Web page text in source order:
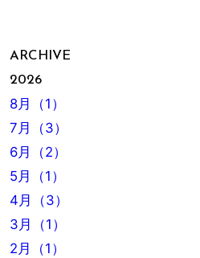
ARCHIVE
2026
8月（1）
7月（3）
6月（2）
5月（1）
4月（3）
3月（1）
2月（1）